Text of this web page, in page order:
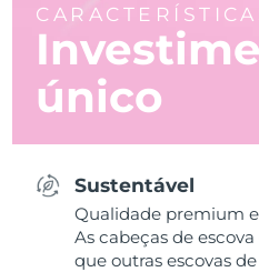
único
Sustentável
Qualidade premium
As cabeças de
que outras escovas